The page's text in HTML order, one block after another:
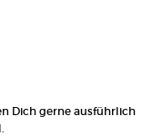
Dich gerne ausführlich